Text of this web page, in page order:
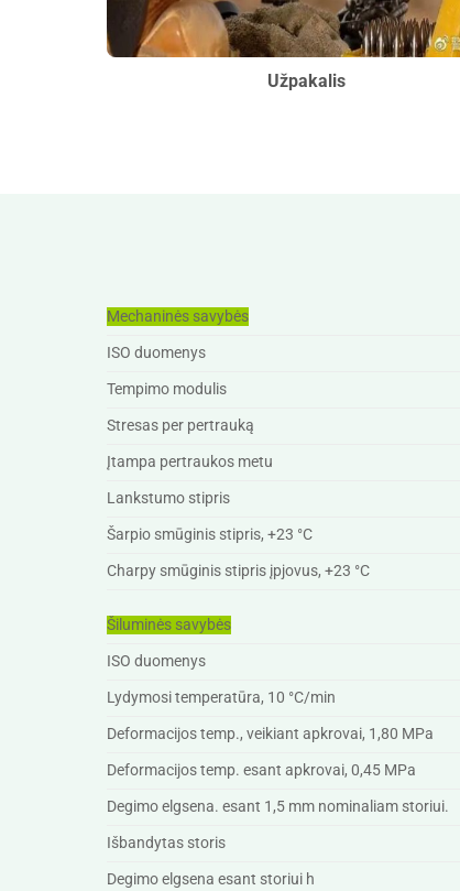
Užpakalis
Mechaninės savybės
ISO duomenys
Tempimo modulis
Stresas per pertrauką
Įtampa pertraukos metu
Lankstumo stipris
Šarpio smūginis stipris, +23 °C
Charpy smūginis stipris įpjovus, +23 °C
Šiluminės savybės
ISO duomenys
Lydymosi temperatūra, 10 °C/min
Deformacijos temp., veikiant apkrovai, 1,80 MPa
Deformacijos temp. esant apkrovai, 0,45 MPa
Degimo elgsena. esant 1,5 mm nominaliam storiui.
Išbandytas storis
Degimo elgsena esant storiui h